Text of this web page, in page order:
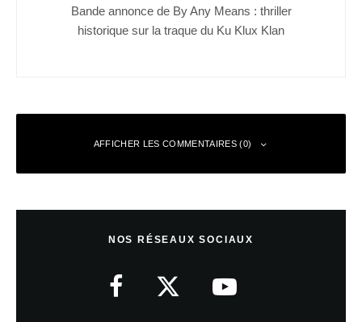
Bande annonce de By Any Means : thriller
historique sur la traque du Ku Klux Klan
AFFICHER LES COMMENTAIRES (0)
NOS RÉSEAUX SOCIAUX